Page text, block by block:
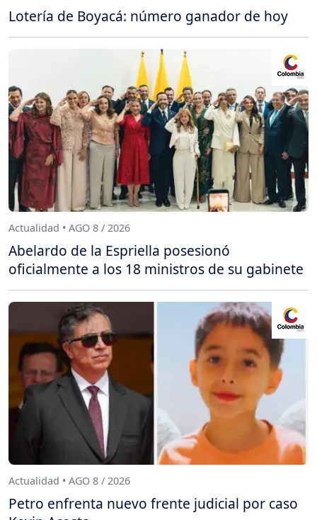
Lotería de Boyacá: número ganador de hoy
Actualidad • AGO 8 / 2026
Abelardo de la Espriella posesionó
oficialmente a los 18 ministros de su gabinete
Actualidad • AGO 8 / 2026
Petro enfrenta nuevo frente judicial por caso